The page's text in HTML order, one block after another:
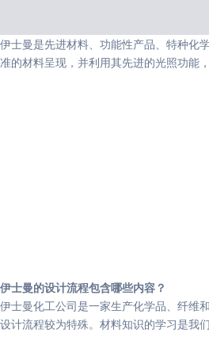
伊士曼是先进材料、功能性产品、特种化
准的材料呈现，并利用其先进的光照功能
伊士曼的设计流程包含哪些内容？
伊士曼化工公司是一家生产化学品、纤维
设计流程较为特殊。材料知识的学习是我